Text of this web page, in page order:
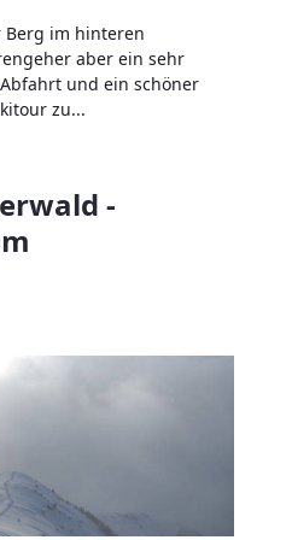
Berg im hinteren
aber ein sehr
und ein schöner
zu...
-